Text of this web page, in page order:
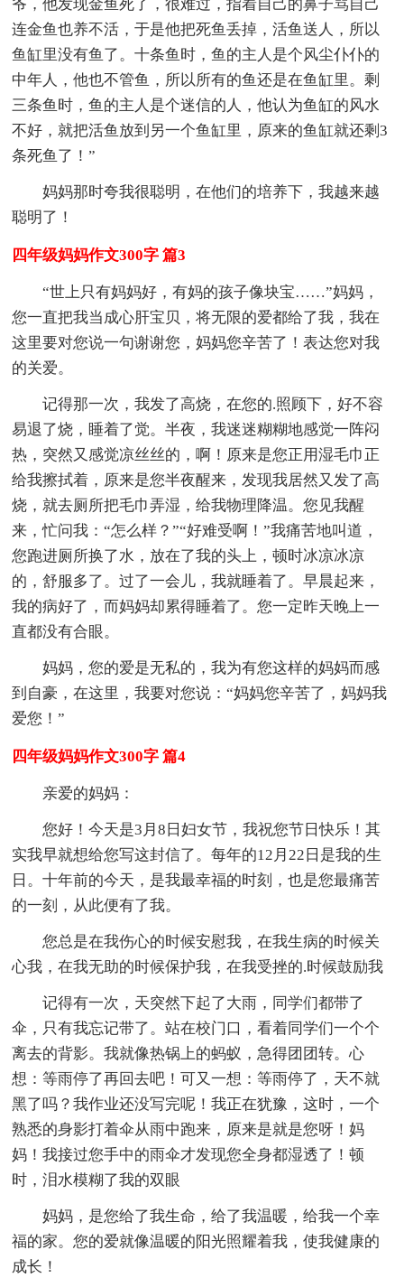
爷，他发现金鱼死了，很难过，指着自己的鼻子骂自己
连金鱼也养不活，于是他把死鱼丢掉，活鱼送人，所以
鱼缸里没有鱼了。十条鱼时，鱼的主人是个风尘仆仆的
中年人，他也不管鱼，所以所有的鱼还是在鱼缸里。剩
三条鱼时，鱼的主人是个迷信的人，他认为鱼缸的风水
不好，就把活鱼放到另一个鱼缸里，原来的鱼缸就还剩3
条死鱼了！”
妈妈那时夸我很聪明，在他们的培养下，我越来越
聪明了！
四年级妈妈作文300字 篇3
“世上只有妈妈好，有妈的孩子像块宝……”妈妈，
您一直把我当成心肝宝贝，将无限的爱都给了我，我在
这里要对您说一句谢谢您，妈妈您辛苦了！表达您对我
的关爱。
记得那一次，我发了高烧，在您的.照顾下，好不容
易退了烧，睡着了觉。半夜，我迷迷糊糊地感觉一阵闷
热，突然又感觉凉丝丝的，啊！原来是您正用湿毛巾正
给我擦拭着，原来是您半夜醒来，发现我居然又发了高
烧，就去厕所把毛巾弄湿，给我物理降温。您见我醒
来，忙问我：“怎么样？”“好难受啊！”我痛苦地叫道，
您跑进厕所换了水，放在了我的头上，顿时冰凉冰凉
的，舒服多了。过了一会儿，我就睡着了。早晨起来，
我的病好了，而妈妈却累得睡着了。您一定昨天晚上一
直都没有合眼。
妈妈，您的爱是无私的，我为有您这样的妈妈而感
到自豪，在这里，我要对您说：“妈妈您辛苦了，妈妈我
爱您！”
四年级妈妈作文300字 篇4
亲爱的妈妈：
您好！今天是3月8日妇女节，我祝您节日快乐！其
实我早就想给您写这封信了。每年的12月22日是我的生
日。十年前的今天，是我最幸福的时刻，也是您最痛苦
的一刻，从此便有了我。
您总是在我伤心的时候安慰我，在我生病的时候关
心我，在我无助的时候保护我，在我受挫的.时候鼓励我
记得有一次，天突然下起了大雨，同学们都带了
伞，只有我忘记带了。站在校门口，看着同学们一个个
离去的背影。我就像热锅上的蚂蚁，急得团团转。心
想：等雨停了再回去吧！可又一想：等雨停了，天不就
黑了吗？我作业还没写完呢！我正在犹豫，这时，一个
熟悉的身影打着伞从雨中跑来，原来是就是您呀！妈
妈！我接过您手中的雨伞才发现您全身都湿透了！顿
时，泪水模糊了我的双眼
妈妈，是您给了我生命，给了我温暖，给我一个幸
福的家。您的爱就像温暖的阳光照耀着我，使我健康的
成长！